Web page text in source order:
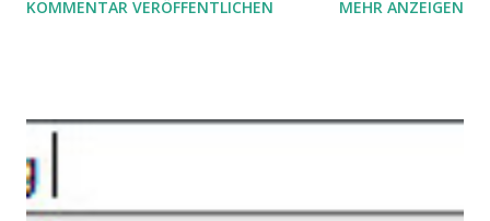
gleich. Im Arbeitskontext kann es zu nicht verstandenen
Angstzuständen ihrer Mitglieder. Dafür könnte es Gründe
geben, die weitgehend noch im Dunkeln zu liegen scheinen.
KOMMENTAR VERÖFFENTLICHEN MEHR ANZEIGEN